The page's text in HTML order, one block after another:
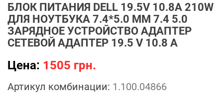
БЛОК ПИТАНИЯ DELL 19.5V 10.8A 210W
ДЛЯ НОУТБУКА 7.4*5.0 ММ 7.4 5.0
ЗАРЯДНОЕ УСТРОЙСТВО АДАПТЕР
СЕТЕВОЙ АДАПТЕР 19.5 V 10.8 A
Цена: 1505 грн.
Артикул комбинации: 1.100.04866